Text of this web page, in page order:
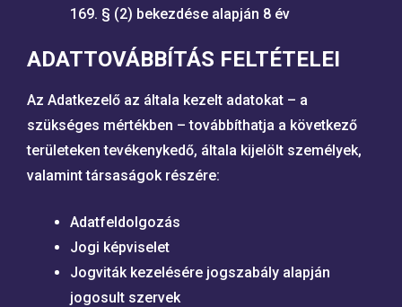
169. § (2) bekezdése alapján 8 év
ADATTOVÁBBÍTÁS FELTÉTELEI
Az Adatkezelő az általa kezelt adatokat – a
szükséges mértékben – továbbíthatja a következő
területeken tevékenykedő, általa kijelölt személyek,
valamint társaságok részére:
Adatfeldolgozás
Jogi képviselet
Jogviták kezelésére jogszabály alapján
jogosult szervek